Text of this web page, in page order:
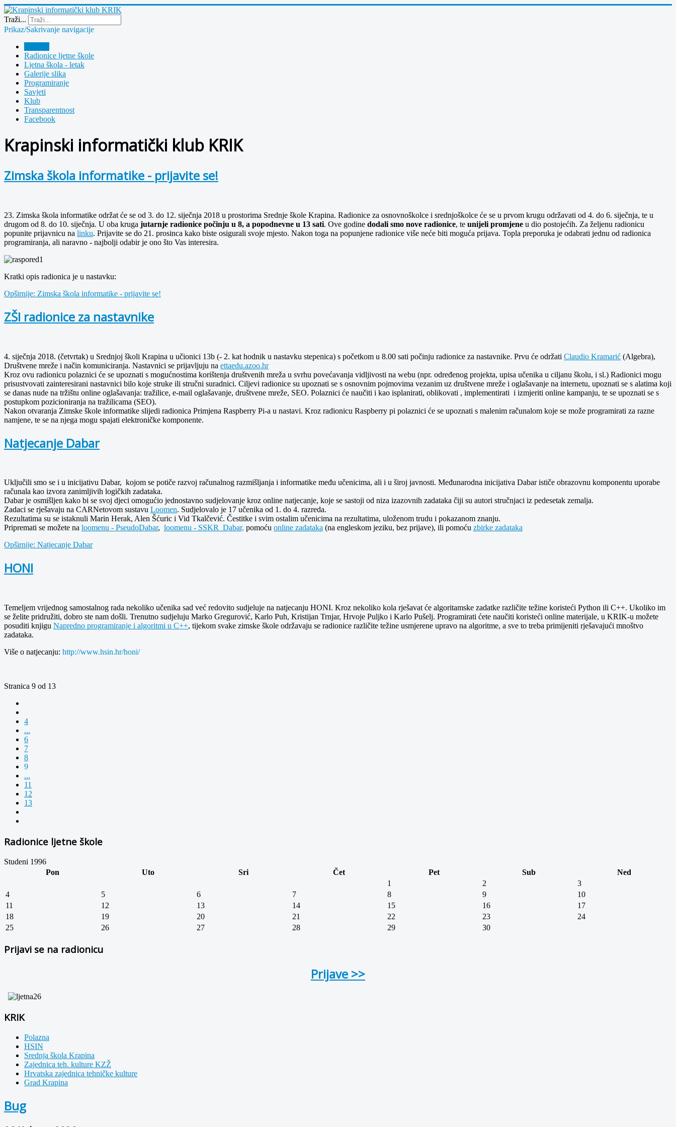
Traži...
Prikaz/Sakrivanje navigacije
Radionice ljetne škole
Ljetna škola - letak
Galerije slika
Programiranje
Savjeti
Klub
Transparentnost
Facebook
Krapinski informatički klub KRIK
Zimska škola informatike - prijavite se!
23. Zimska škola informatike održat će se od 3. do 12. siječnja 2018 u prostorima Srednje škole Krapina. Radionice za osnovnoškolce i srednjoškolce će se u prvom krugu održavati od 4. do 6. siječnja, te u
drugom od 8. do 10. siječnja. U oba kruga jutarnje radionice počinju u 8, a popodnevne u 13 sati. Ove godine dodali smo nove radionice, te unijeli promjene u dio postojećih. Za željenu radionicu
popunite prijavnicu na linku. Prijavite se do 21. prosinca kako biste osigurali svoje mjesto. Nakon toga na popunjene radionice više neće biti moguća prijava. Topla preporuka je odabrati jednu od radionica
programiranja, ali naravno - najbolji odabir je ono što Vas interesira.
Kratki opis radionica je u nastavku:
Opširnije: Zimska škola informatike - prijavite se!
ZŠI radionice za nastavnike
4. siječnja 2018. (četvrtak) u Srednjoj školi Krapina u učionici 13b (- 2. kat hodnik u nastavku stepenica) s početkom u 8.00 sati počinju radionice za nastavnike. Prvu će održati Claudio Kramarić (Algebra),
Društvene mreže i način komuniciranja. Nastavnici se prijavljuju na ettaedu.azoo.hr
Kroz ovu radionicu polaznici će se upoznati s mogućnostima korištenja društvenih mreža u svrhu povećavanja vidljivosti na webu (npr. određenog projekta, upisa učenika u ciljanu školu, i sl.) Radionici mogu
prisustvovati zainteresirani nastavnici bilo koje struke ili stručni suradnici. Ciljevi radionice su upoznati se s osnovnim pojmovima vezanim uz društvene mreže i oglašavanje na internetu, upoznati se s alatima koji
se danas nude na tržištu online oglašavanja: tražilice, e-mail oglašavanje, društvene mreže, SEO. Polaznici će naučiti i kao isplanirati, oblikovati , implementirati i izmjeriti online kampanju, te se upoznati se s
postupkom pozicioniranja na tražilicama (SEO).
Nakon otvaranja Zimske škole informatike slijedi radionica Primjena Raspberry Pi-a u nastavi. Kroz radionicu Raspberry pi polaznici će se upoznati s malenim računalom koje se može programirati za razne
namjene, te se na njega mogu spajati elektroničke komponente.
Natjecanje Dabar
Uključili smo se i u inicijativu Dabar, kojom se potiče razvoj računalnog razmišljanja i informatike među učenicima, ali i u široj javnosti. Međunarodna inicijativa Dabar ističe obrazovnu komponentu uporabe
računala kao izvora zanimljivih logičkih zadataka.
Dabar je osmišljen kako bi se svoj djeci omogućio jednostavno sudjelovanje kroz online natjecanje, koje se sastoji od niza izazovnih zadataka čiji su autori stručnjaci iz pedesetak zemalja.
Zadaci se rješavaju na CARNetovom sustavu Loomen. Sudjelovalo je 17 učenika od 1. do 4. razreda.
Rezultatima su se istaknuli Marin Herak, Alen Šćuric i Vid Tkalčević. Čestitke i svim ostalim učenicima na rezultatima, uloženom trudu i pokazanom znanju.
Pripremati se možete na loomenu - PseudoDabar, loomenu - SSKR_Dabar, pomoću online zadataka (na engleskom jeziku, bez prijave), ili pomoću zbirke zadataka
Opširnije: Natjecanje Dabar
HONI
Temeljem vrijednog samostalnog rada nekoliko učenika sad već redovito sudjeluje na natjecanju HONI. Kroz nekoliko kola rješavat će algoritamske zadatke različite težine koristeći Python ili C++. Ukoliko im
se želite pridružiti, dobro ste nam došli. Trenutno sudjeluju Marko Gregurović, Karlo Puh, Kristijan Trnjar, Hrvoje Puljko i Karlo Pušelj. Programirati ćete naučiti koristeći online materijale, u KRIK-u možete
posuditi knjigu Napredno programiranje i algoritmi u C++, tijekom svake zimske škole održavaju se radionice različite težine usmjerene upravo na algoritme, a sve to treba primijeniti rješavajući mnoštvo
zadataka.
Više o natjecanju: http://www.hsin.hr/honi/
Stranica 9 od 13
4
...
6
7
8
9
...
11
12
13
Radionice ljetne škole
Year
Month
Year
Month
Studeni 1996
Pon
Uto Sri Čet Pet Sub
Ned
1
2
3
4
5 6 7 8 9
10
11
12 13 14 15 16
17
18
19 20 21 22 23
24
25
26 27 28 29 30
Prijavi se na radionicu
Prijave >>
KRIK
Polazna
HSIN
Srednja škola Krapina
Zajednica teh. kulture KZŽ
Hrvatska zajednica tehničke kulture
Grad Krapina
Bug